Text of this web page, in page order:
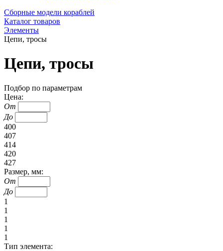
Сборные модели кораблей
Каталог товаров
Элементы
Цепи, тросы
Цепи, тросы
Подбор по параметрам
Цена:
От
До
400
407
414
420
427
Размер, мм:
От
До
1
1
1
1
1
Тип элемента: